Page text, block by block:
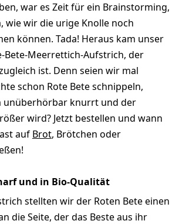
war es Zeit für ein Brainstorming,
wie wir die urige Knolle noch
können. Tada! Heraus kam unser
Bete-Meerrettich-Aufstrich, der
ist. Denn seien wir mal
schon Rote Bete schnippeln,
unüberhörbar knurrt und der
wird? Jetzt bestellen und wann
auf Brot, Brötchen oder
und in Bio-Qualität
stellten wir der Roten Bete einen
die Seite, der das Beste aus ihr